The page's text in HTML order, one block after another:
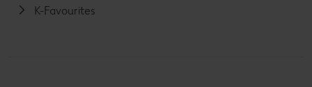
K-Favourites